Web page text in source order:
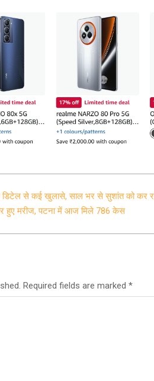
से कई खुलासे, साल भर से सुशांत को कर
हुए मरीज, पटना में आज मिले 786 केस
Required fields are marked *